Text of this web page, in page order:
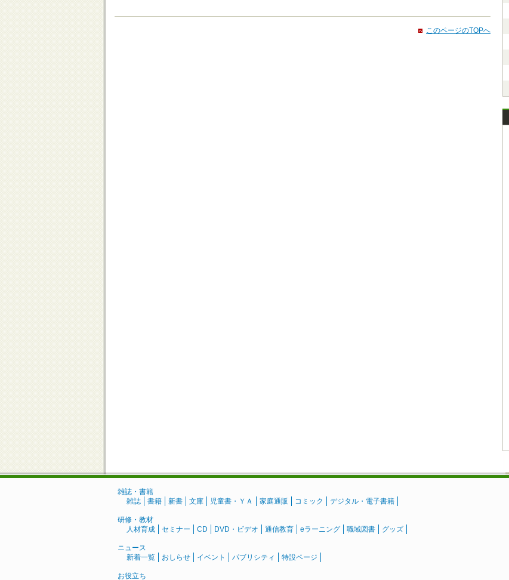
このページのTOPへ
雑誌・書籍
雑誌
書籍 新書 文庫 児童書・ＹＡ 家庭通販 コミック デジタル・電子書籍
研修・教材
人材育成
セミナー CD DVD・ビデオ 通信教育 eラーニング 職域図書 グッズ
ニュース
新着一覧
おしらせ イベント パブリシティ 特設ページ
お役立ち